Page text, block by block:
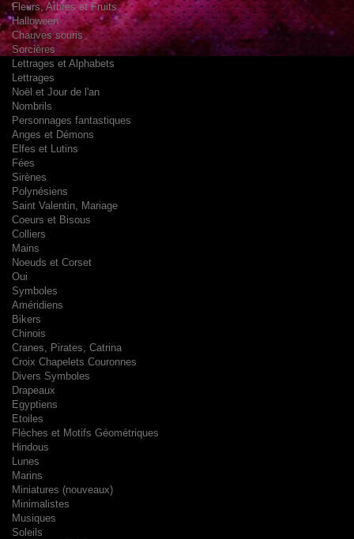
Fleurs, Arbres et Fruits
Halloween
Chauves souris
Sorcières
Lettrages et Alphabets
Lettrages
Noël et Jour de l'an
Nombrils
Personnages fantastiques
Anges et Démons
Elfes et Lutins
Fées
Sirènes
Polynésiens
Saint Valentin, Mariage
Coeurs et Bisous
Colliers
Mains
Noeuds et Corset
Oui
Symboles
Améridiens
Bikers
Chinois
Cranes, Pirates, Catrina
Croix Chapelets Couronnes
Divers Symboles
Drapeaux
Egyptiens
Etoiles
Flèches et Motifs Géométriques
Hindous
Lunes
Marins
Miniatures (nouveaux)
Minimalistes
Musiques
Soleils